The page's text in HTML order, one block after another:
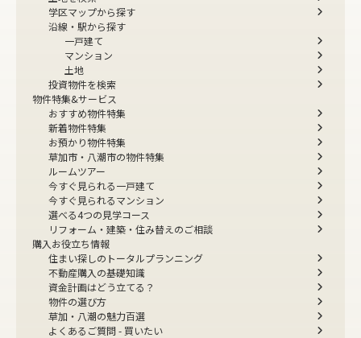
学区マップから探す
沿線・駅から探す
一戸建て
マンション
土地
投資物件を検索
物件特集&サービス
おすすめ物件特集
新着物件特集
お預かり物件特集
草加市・八潮市の物件特集
ルームツアー
今すぐ見られる一戸建て
今すぐ見られるマンション
選べる4つの見学コース
リフォーム・建築・住み替えのご相談
購入お役立ち情報
住まい探しのトータルプランニング
不動産購入の基礎知識
資金計画はどう立てる？
物件の選び方
草加・八潮の魅力百選
よくあるご質問 - 買いたい